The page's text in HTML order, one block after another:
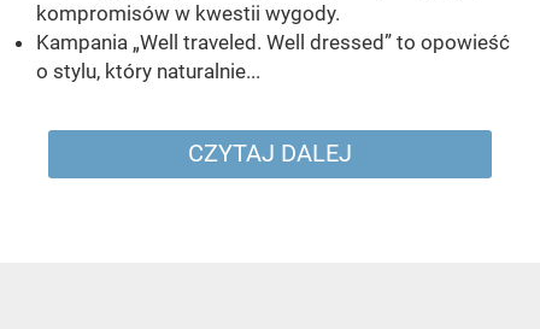
kompromisów w kwestii wygody.
Kampania „Well traveled. Well dressed” to opowieść
o stylu, który naturalnie...
CZYTAJ DALEJ